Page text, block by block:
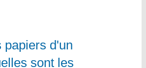
papiers d'un
sont les